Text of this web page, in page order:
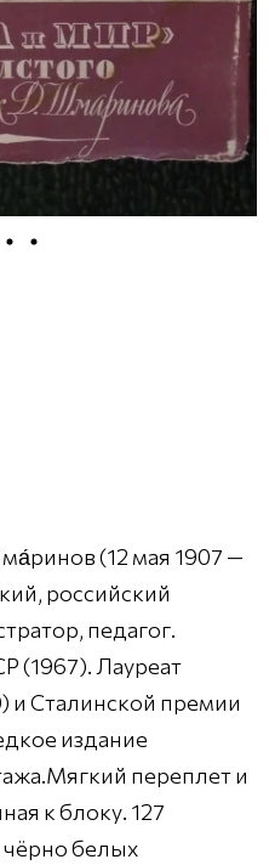
(12 мая 1907 —
российский
педагог.
(1967). Лауреат
и Сталинской премии
издание
переплет и
к блоку. 127
чёрно белых